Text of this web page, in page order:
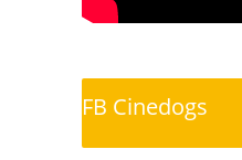
FB Cinedogs